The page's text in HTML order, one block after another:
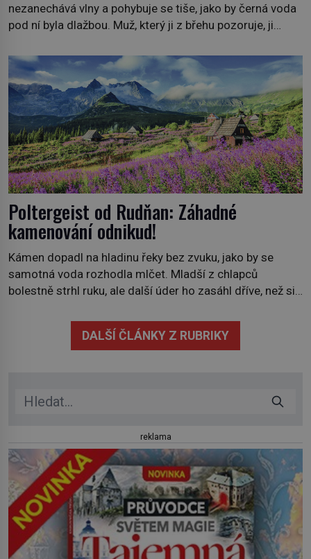
nezanechává vlny a pohybuje se tiše, jako by černá voda
pod ní byla dlažbou. Muž, který ji z břehu pozoruje, ji
mrtvá celé století. Vesnice Kisiljevo v severovýchodním
Srbsku má s upíry nevyřízené účty. […]
Poltergeist od Rudňan: Záhadné
kamenování odnikud!
Kámen dopadl na hladinu řeky bez zvuku, jako by se
samotná voda rozhodla mlčet. Mladší z chlapců
bolestně strhl ruku, ale další úder ho zasáhl dříve, než si
zachrčel starší student, ale v houštině na břehu nebyl
nikdo, kdo by po nich mohl cokoliv házet. A když se […]
DALŠÍ ČLÁNKY Z RUBRIKY
reklama